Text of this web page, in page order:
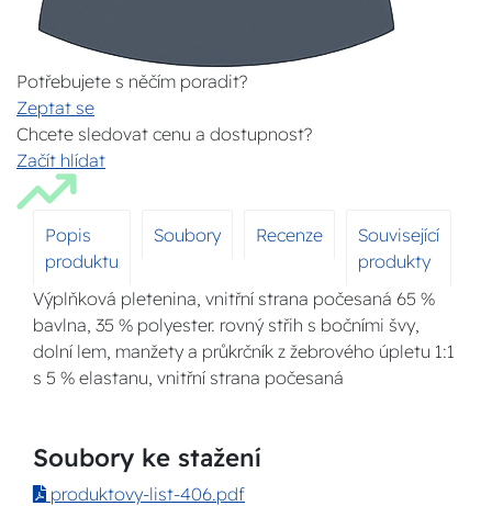
Potřebujete s něčím poradit?
Zeptat se
Chcete sledovat cenu a dostupnost?
Začít hlídat
Popis
produktu
Soubory Recenze
Související
produkty
Výplňková pletenina, vnitřní strana počesaná 65 %
bavlna, 35 % polyester. rovný střih s bočními švy,
dolní lem, manžety a průkrčník z žebrového úpletu 1:1
s 5 % elastanu, vnitřní strana počesaná
Soubory ke stažení
produktovy-list-406.pdf